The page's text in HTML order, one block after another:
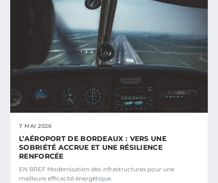
7 MAI 2026
L’AÉROPORT DE BORDEAUX : VERS UNE
SOBRIÉTÉ ACCRUE ET UNE RÉSILIENCE
RENFORCÉE
EN BREF Modernisation des infrastructures pour une
meilleure efficacité énergétique.